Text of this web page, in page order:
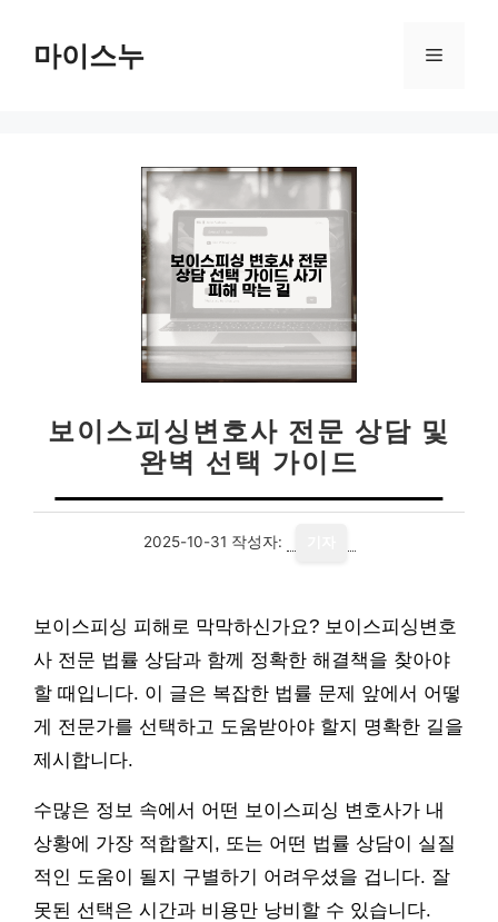
마이스누 메
보이스피싱변호사 전문 상담 및
완벽 선택 가이드
2025-10-31 작성자:
보이스피싱 피해로 막막하신가요? 보이스피싱변호
사 전문 법률 상담과 함께 정확한 해결책을 찾아야
할 때입니다. 이 글은 복잡한 법률 문제 앞에서 어떻
게 전문가를 선택하고 도움받아야 할지 명확한 길을
제시합니다.
수많은 정보 속에서 어떤 보이스피싱 변호사가 내
상황에 가장 적합할지, 또는 어떤 법률 상담이 실질
적인 도움이 될지 구별하기 어려우셨을 겁니다. 잘
못된 선택은 시간과 비용만 낭비할 수 있습니다.